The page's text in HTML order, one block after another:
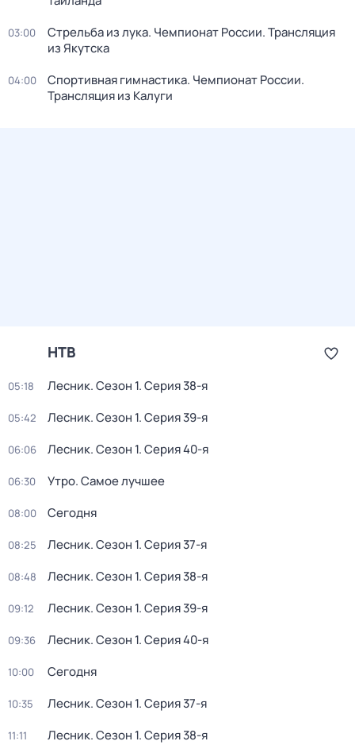
03:00
Стрельба из лука. Чемпионат России. Трансляция
из Якутска
04:00
Спортивная гимнастика. Чемпионат России.
Трансляция из Калуги
НТВ
05:18 Лесник. Сезон 1. Серия 38-я
05:42 Лесник. Сезон 1. Серия 39-я
06:06 Лесник. Сезон 1. Серия 40-я
06:30 Утро. Самое лучшее
08:00 Сегодня
08:25 Лесник. Сезон 1. Серия 37-я
08:48 Лесник. Сезон 1. Серия 38-я
09:12 Лесник. Сезон 1. Серия 39-я
09:36 Лесник. Сезон 1. Серия 40-я
10:00 Сегодня
10:35 Лесник. Сезон 1. Серия 37-я
11:11 Лесник. Сезон 1. Серия 38-я